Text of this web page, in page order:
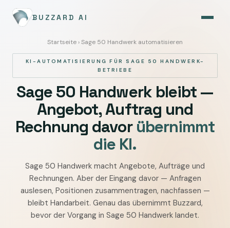
BUZZARD AI
Startseite › Sage 50 Handwerk automatisieren
KI-AUTOMATISIERUNG FÜR SAGE 50 HANDWERK-
BETRIEBE
Sage 50 Handwerk bleibt —
Angebot, Auftrag und
Rechnung davor übernimmt
die KI.
Sage
50
Handwerk
mit
KI
Sage 50 Handwerk macht Angebote, Aufträge und
Rechnungen. Aber der Eingang davor — Anfragen
auslesen, Positionen zusammentragen, nachfassen —
bleibt Handarbeit. Genau das übernimmt Buzzard,
bevor der Vorgang in Sage 50 Handwerk landet.